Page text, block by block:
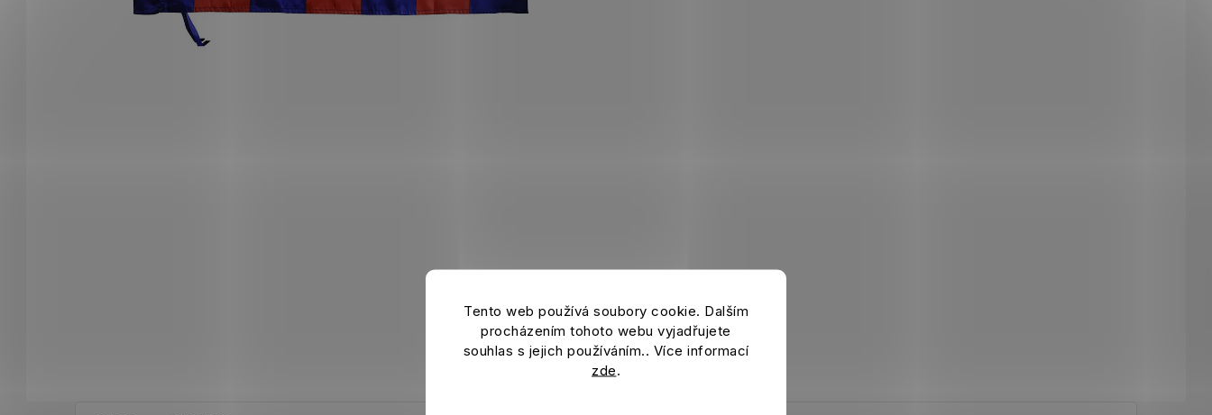
Tento web používá soubory cookie. Dalším
procházením tohoto webu vyjadřujete
souhlas s jejich používáním.. Více informací
zde.